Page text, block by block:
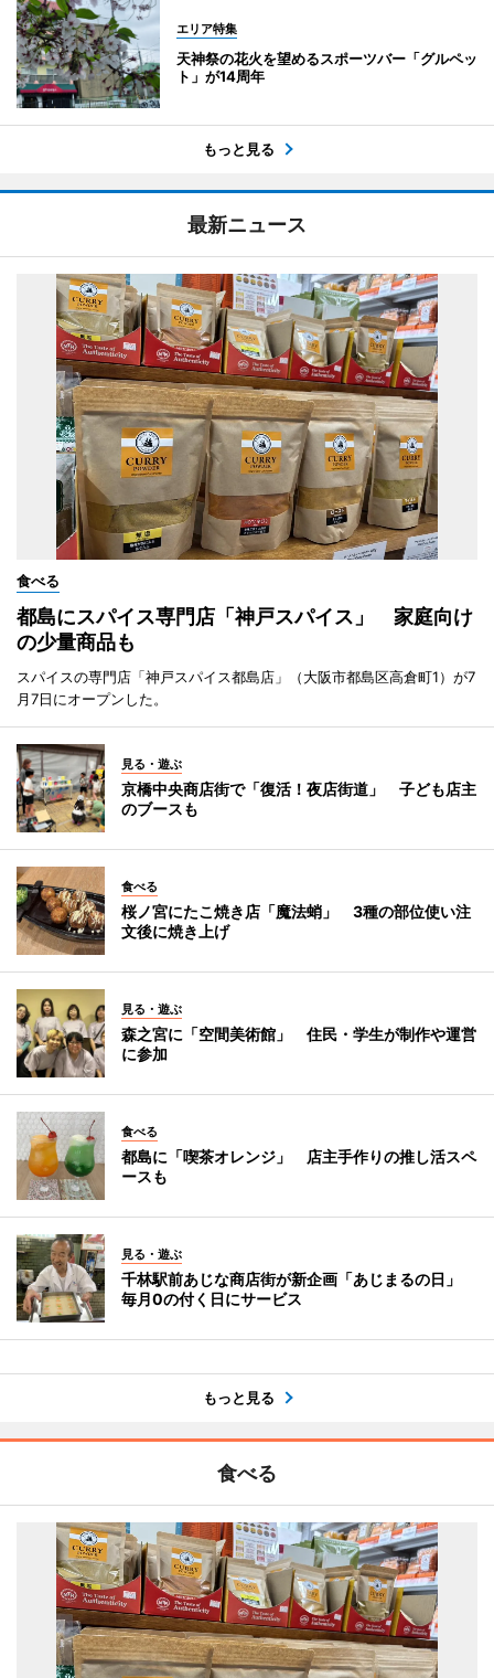
エリア特集
天神祭の花火を望めるスポーツバー「グルペッ
ト」が14周年
もっと見る
最新ニュース
食べる
都島にスパイス専門店「神戸スパイス」 家庭向け
の少量商品も
スパイスの専門店「神戸スパイス都島店」（大阪市都島区高倉町1）が7
月7日にオープンした。
見る・遊ぶ
京橋中央商店街で「復活！夜店街道」 子ども店主
のブースも
食べる
桜ノ宮にたこ焼き店「魔法蛸」 3種の部位使い注
文後に焼き上げ
見る・遊ぶ
森之宮に「空間美術館」 住民・学生が制作や運営
に参加
食べる
都島に「喫茶オレンジ」 店主手作りの推し活スペ
ースも
見る・遊ぶ
千林駅前あじな商店街が新企画「あじまるの日」
毎月0の付く日にサービス
もっと見る
食べる